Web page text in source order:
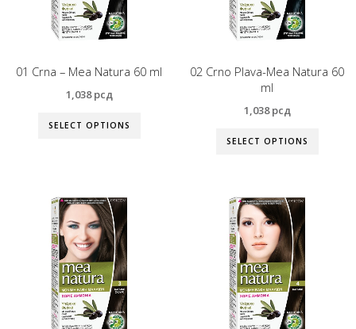
01 Crna – Mea Natura 60 ml
1,038рсд
SELECT OPTIONS
02 Crno Plava-Mea Natura 60
ml
1,038рсд
SELECT OPTIONS